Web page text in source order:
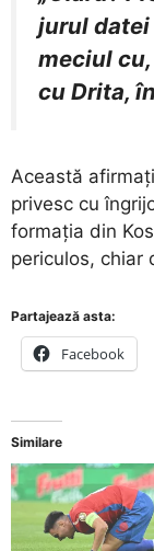
jurul datei
meciul cu,
cu Drita,
Această
privesc cu
formația din
periculos, chiar
Partajează asta:
Facebook
Similare